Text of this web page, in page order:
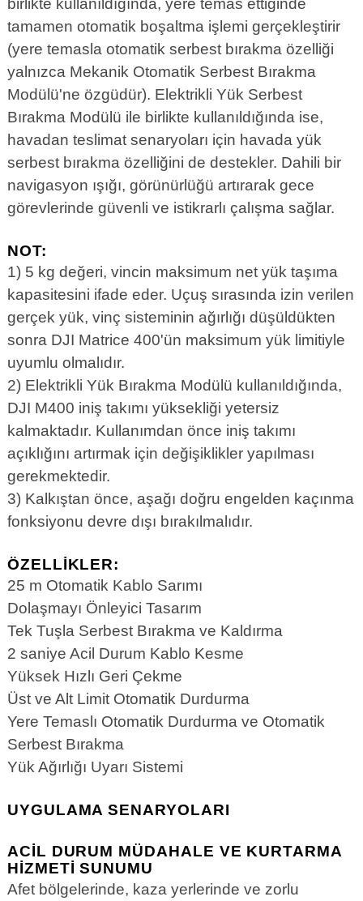
birlikte kullanıldığında, yere temas ettiğinde
tamamen otomatik boşaltma işlemi gerçekleştirir
(yere temasla otomatik serbest bırakma özelliği
yalnızca Mekanik Otomatik Serbest Bırakma
Modülü'ne özgüdür). Elektrikli Yük Serbest
Bırakma Modülü ile birlikte kullanıldığında ise,
havadan teslimat senaryoları için havada yük
serbest bırakma özelliğini de destekler. Dahili bir
navigasyon ışığı, görünürlüğü artırarak gece
görevlerinde güvenli ve istikrarlı çalışma sağlar.
NOT:
1) 5 kg değeri, vincin maksimum net yük taşıma
kapasitesini ifade eder. Uçuş sırasında izin verilen
gerçek yük, vinç sisteminin ağırlığı düşüldükten
sonra DJI Matrice 400'ün maksimum yük limitiyle
uyumlu olmalıdır.
2) Elektrikli Yük Bırakma Modülü kullanıldığında,
DJI M400 iniş takımı yüksekliği yetersiz
kalmaktadır. Kullanımdan önce iniş takımı
açıklığını artırmak için değişiklikler yapılması
gerekmektedir.
3) Kalkıştan önce, aşağı doğru engelden kaçınma
fonksiyonu devre dışı bırakılmalıdır.
ÖZELLIKLER:
25 m Otomatik Kablo Sarımı
Dolaşmayı Önleyici Tasarım
Tek Tuşla Serbest Bırakma ve Kaldırma
2 saniye Acil Durum Kablo Kesme
Yüksek Hızlı Geri Çekme
Üst ve Alt Limit Otomatik Durdurma
Yere Temaslı Otomatik Durdurma ve Otomatik
Serbest Bırakma
Yük Ağırlığı Uyarı Sistemi
UYGULAMA SENARYOLARI
ACIL DURUM MÜDAHALE VE KURTARMA
HIZMETI SUNUMU
Afet bölgelerinde, kaza yerlerinde ve zorlu